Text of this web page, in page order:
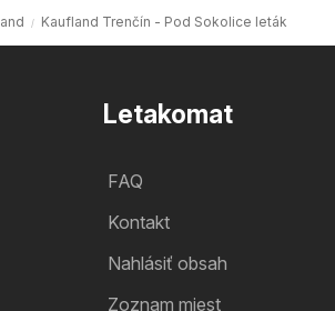
Kaufland Trenčín - Pod Sokolice leták
Letakomat
FAQ
Kontakt
Nahlásiť obsah
Zoznam miest